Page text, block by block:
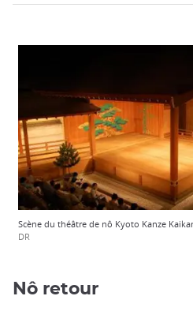
Scène du théâtre de nô Kyoto Kanze
DR
Nô retour